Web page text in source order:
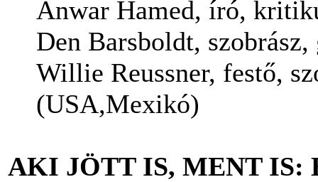
Anwar Hamed, író,
Den Barsboldt,
Willie Reussner, festő,
(USA,Mexikó)
AKI JÖTT IS, MENT IS: